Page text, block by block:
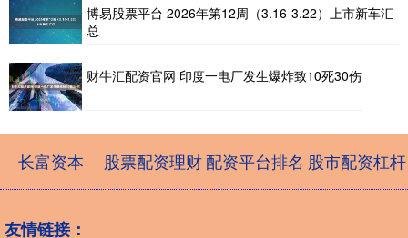
博易股票平台 2026年第12周（3.16-3.22）上市新车汇
总
财牛汇配资官网 印度一电厂发生爆炸致10死30伤
长富资本 股票配资理财配资平台排名 股市配资杠杆
友情链接：